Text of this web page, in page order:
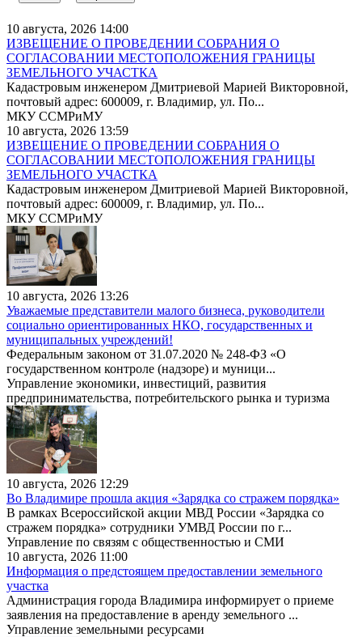
10 августа, 2026 14:00
ИЗВЕЩЕНИЕ О ПРОВЕДЕНИИ СОБРАНИЯ О
СОГЛАСОВАНИИ МЕСТОПОЛОЖЕНИЯ ГРАНИЦЫ
ЗЕМЕЛЬНОГО УЧАСТКА
Кадастровым инженером Дмитриевой Марией Викторовной,
почтовый адрес: 600009, г. Владимир, ул. По...
МКУ ССМРиМУ
10 августа, 2026 13:59
ИЗВЕЩЕНИЕ О ПРОВЕДЕНИИ СОБРАНИЯ О
СОГЛАСОВАНИИ МЕСТОПОЛОЖЕНИЯ ГРАНИЦЫ
ЗЕМЕЛЬНОГО УЧАСТКА
Кадастровым инженером Дмитриевой Марией Викторовной,
почтовый адрес: 600009, г. Владимир, ул. По...
МКУ ССМРиМУ
10 августа, 2026 13:26
Уважаемые представители малого бизнеса, руководители
социально ориентированных НКО, государственных и
муниципальных учреждений!
Федеральным законом от 31.07.2020 № 248-ФЗ «О
государственном контроле (надзоре) и муници...
Управление экономики, инвестиций, развития
предпринимательства, потребительского рынка и туризма
10 августа, 2026 12:29
Во Владимире прошла акция «Зарядка со стражем порядка»
В рамках Всероссийской акции МВД России «Зарядка со
стражем порядка» сотрудники УМВД России по г...
Управление по связям с общественностью и СМИ
10 августа, 2026 11:00
Информация о предстоящем предоставлении земельного
участка
Администрация города Владимира информирует о приеме
заявления на предоставление в аренду земельного ...
Управление земельными ресурсами